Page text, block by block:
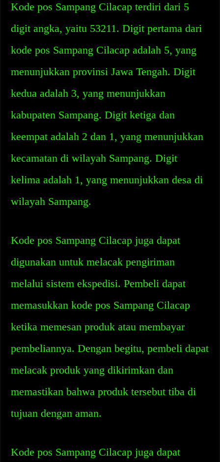
Kode pos Sampang Cilacap terdiri dari 5
digit angka, yaitu 53211. Digit pertama dari
kode pos Sampang Cilacap adalah 5, yang
menunjukkan provinsi Jawa Tengah. Digit
kedua adalah 3, yang menunjukkan
kabupaten Sampang. Digit ketiga dan
keempat adalah 2 dan 1, yang menunjukkan
kecamatan di wilayah Sampang. Digit
kelima adalah 1, yang menunjukkan desa di
wilayah Sampang.
Kode pos Sampang Cilacap juga dapat
digunakan untuk melacak pengiriman
melalui sistem ekspedisi. Pembeli dapat
memasukkan kode pos Sampang Cilacap
ketika memesan produk atau membayar
pembeliannya. Dengan begitu, pembeli dapat
melacak produk yang dikirimkan dan
memastikan bahwa produk tersebut tiba di
tujuan dengan aman.
Kode pos Sampang Cilacap juga dapat